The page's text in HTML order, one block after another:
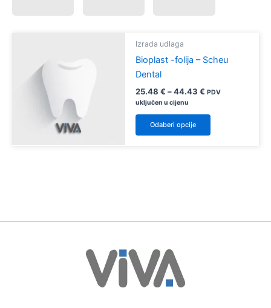
Izrada udlaga
Bioplast -folija – Scheu
Dental
25.48 € –44.43 € Raspon
do
PDV
uključen u cijenu
Odaberi opcije
Ovaj
proizvod
mogu